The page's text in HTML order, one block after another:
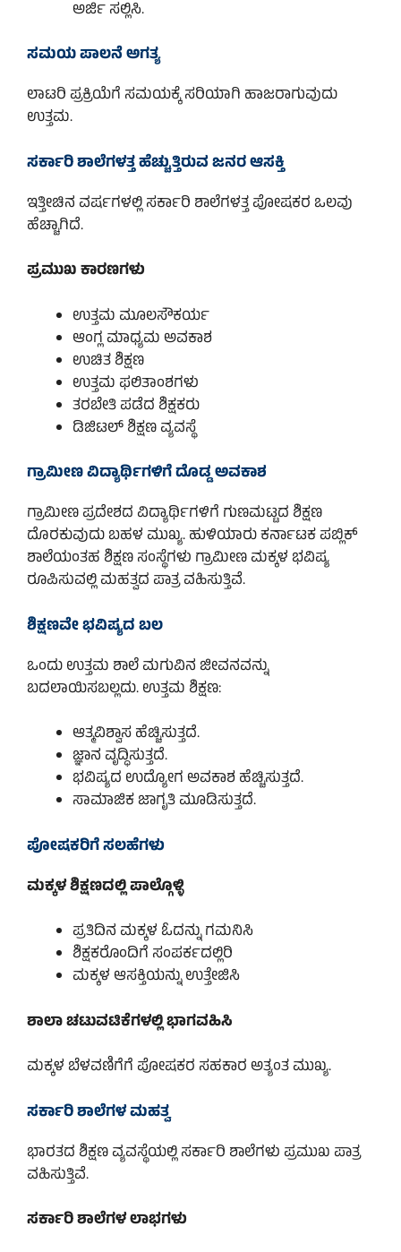
ಅರ್ಜಿ ಸಲ್ಲಿಸಿ.
ಸಮಯ ಪಾಲನೆ ಅಗತ್ಯ
ಲಾಟರಿ ಪ್ರಕ್ರಿಯೆಗೆ ಸಮಯಕ್ಕೆ ಸರಿಯಾಗಿ ಹಾಜರಾಗುವುದು
ಉತ್ತಮ.
ಸರ್ಕಾರಿ ಶಾಲೆಗಳತ್ತ ಹೆಚ್ಚುತ್ತಿರುವ ಜನರ ಆಸಕ್ತಿ
ಇತ್ತೀಚಿನ ವರ್ಷಗಳಲ್ಲಿ ಸರ್ಕಾರಿ ಶಾಲೆಗಳತ್ತ ಪೋಷಕರ ಒಲವು
ಹೆಚ್ಚಾಗಿದೆ.
ಪ್ರಮುಖ ಕಾರಣಗಳು
ಉತ್ತಮ ಮೂಲಸೌಕರ್ಯ
ಆಂಗ್ಲ ಮಾಧ್ಯಮ ಅವಕಾಶ
ಉಚಿತ ಶಿಕ್ಷಣ
ಉತ್ತಮ ಫಲಿತಾಂಶಗಳು
ತರಬೇತಿ ಪಡೆದ ಶಿಕ್ಷಕರು
ಡಿಜಿಟಲ್ ಶಿಕ್ಷಣ ವ್ಯವಸ್ಥೆ
ಗ್ರಾಮೀಣ ವಿದ್ಯಾರ್ಥಿಗಳಿಗೆ ದೊಡ್ಡ ಅವಕಾಶ
ಗ್ರಾಮೀಣ ಪ್ರದೇಶದ ವಿದ್ಯಾರ್ಥಿಗಳಿಗೆ ಗುಣಮಟ್ಟದ ಶಿಕ್ಷಣ
ದೊರಕುವುದು ಬಹಳ ಮುಖ್ಯ. ಹುಳಿಯಾರು ಕರ್ನಾಟಕ ಪಬ್ಲಿಕ್
ಶಾಲೆಯಂತಹ ಶಿಕ್ಷಣ ಸಂಸ್ಥೆಗಳು ಗ್ರಾಮೀಣ ಮಕ್ಕಳ ಭವಿಷ್ಯ
ರೂಪಿಸುವಲ್ಲಿ ಮಹತ್ವದ ಪಾತ್ರ ವಹಿಸುತ್ತಿವೆ.
ಶಿಕ್ಷಣವೇ ಭವಿಷ್ಯದ ಬಲ
ಒಂದು ಉತ್ತಮ ಶಾಲೆ ಮಗುವಿನ ಜೀವನವನ್ನು
ಬದಲಾಯಿಸಬಲ್ಲದು. ಉತ್ತಮ ಶಿಕ್ಷಣ:
ಆತ್ಮವಿಶ್ವಾಸ ಹೆಚ್ಚಿಸುತ್ತದೆ.
ಜ್ಞಾನ ವೃದ್ಧಿಸುತ್ತದೆ.
ಭವಿಷ್ಯದ ಉದ್ಯೋಗ ಅವಕಾಶ ಹೆಚ್ಚಿಸುತ್ತದೆ.
ಸಾಮಾಜಿಕ ಜಾಗೃತಿ ಮೂಡಿಸುತ್ತದೆ.
ಪೋಷಕರಿಗೆ ಸಲಹೆಗಳು
ಮಕ್ಕಳ ಶಿಕ್ಷಣದಲ್ಲಿ ಪಾಲ್ಗೊಳ್ಳಿ
ಪ್ರತಿದಿನ ಮಕ್ಕಳ ಓದನ್ನು ಗಮನಿಸಿ
ಶಿಕ್ಷಕರೊಂದಿಗೆ ಸಂಪರ್ಕದಲ್ಲಿರಿ
ಮಕ್ಕಳ ಆಸಕ್ತಿಯನ್ನು ಉತ್ತೇಜಿಸಿ
ಶಾಲಾ ಚಟುವಟಿಕೆಗಳಲ್ಲಿ ಭಾಗವಹಿಸಿ
ಮಕ್ಕಳ ಬೆಳವಣಿಗೆಗೆ ಪೋಷಕರ ಸಹಕಾರ ಅತ್ಯಂತ ಮುಖ್ಯ.
ಸರ್ಕಾರಿ ಶಾಲೆಗಳ ಮಹತ್ವ
ಭಾರತದ ಶಿಕ್ಷಣ ವ್ಯವಸ್ಥೆಯಲ್ಲಿ ಸರ್ಕಾರಿ ಶಾಲೆಗಳು ಪ್ರಮುಖ ಪಾತ್ರ
ವಹಿಸುತ್ತಿವೆ.
ಸರ್ಕಾರಿ ಶಾಲೆಗಳ ಲಾಭಗಳು